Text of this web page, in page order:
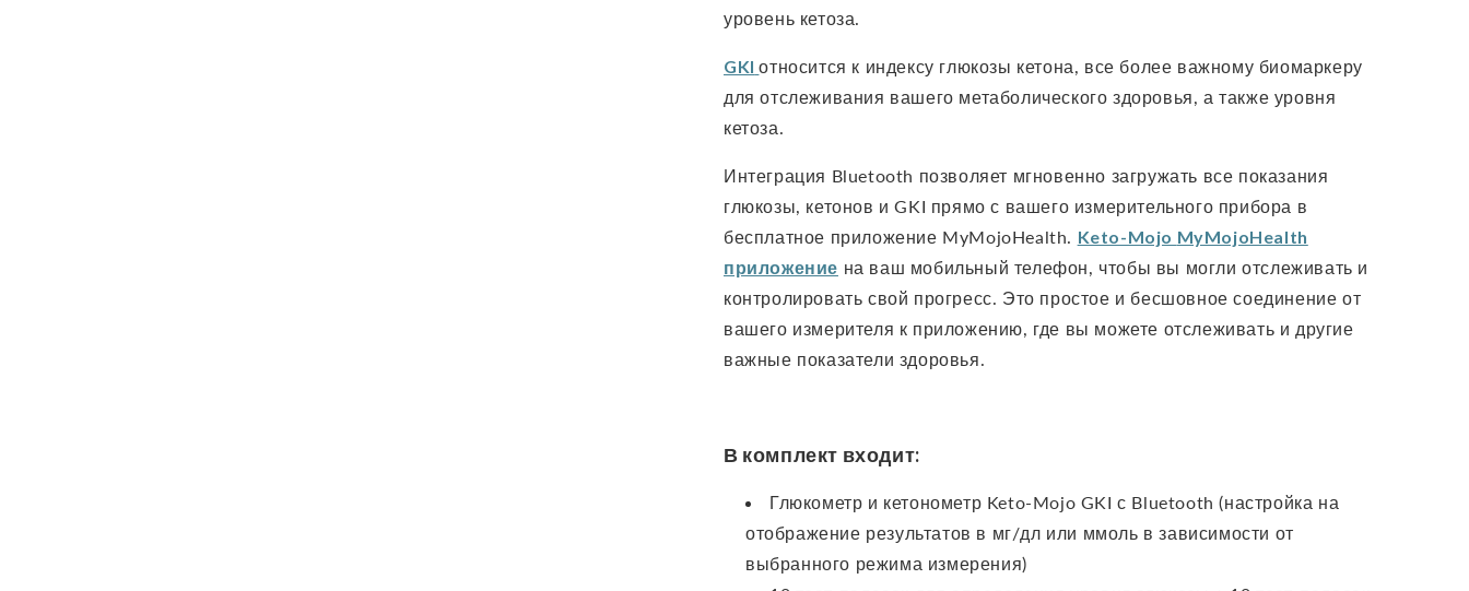
уровень кетоза.
GKI относится к индексу глюкозы кетона, все более важному биомаркеру
для отслеживания вашего метаболического здоровья, а также уровня
кетоза.
Интеграция Bluetooth позволяет мгновенно загружать все показания
глюкозы, кетонов и GKI прямо с вашего измерительного прибора в
бесплатное приложение MyMojoHealth. Keto-Mojo MyMojoHealth
приложение на ваш мобильный телефон, чтобы вы могли отслеживать и
контролировать свой прогресс. Это простое и бесшовное соединение от
вашего измерителя к приложению, где вы можете отслеживать и другие
важные показатели здоровья.
В комплект входит:
Глюкометр и кетонометр Keto-Mojo GKI с Bluetooth (настройка на
отображение результатов в мг/дл или ммоль в зависимости от
выбранного режима измерения)